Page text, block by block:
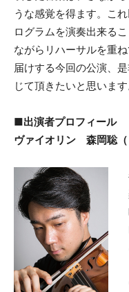
うな感覚を得ます。こ
ログラムを演奏出来る
ながらリハーサルを重
届けする今回の公演、
じて頂きたいと思います
■出演者プロフィール
ヴァイオリン 森岡聡